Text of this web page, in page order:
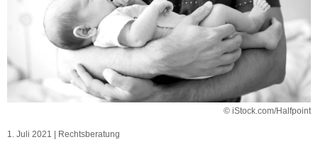
© iStock.com/Halfpoint
1. Juli 2021 Rechtsberatung